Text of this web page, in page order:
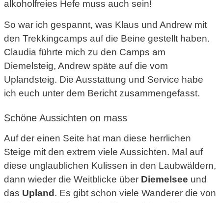
alkoholfreies Hefe muss auch sein!
So war ich gespannt, was Klaus und Andrew mit
den Trekkingcamps auf die Beine gestellt haben.
Claudia führte mich zu den Camps am
Diemelsteig, Andrew späte auf die vom
Uplandsteig. Die Ausstattung und Service habe
ich euch unter dem Bericht zusammengefasst.
Schöne Aussichten on mass
Auf der einen Seite hat man diese herrlichen
Steige mit den extrem viele Aussichten. Mal auf
diese unglaublichen Kulissen in den Laubwäldern,
dann wieder die Weitblicke über Diemelsee und
das Upland . Es gibt schon viele Wanderer die von